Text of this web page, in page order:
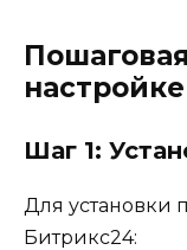
Шаг 1:
Для установки
Битрикс24: